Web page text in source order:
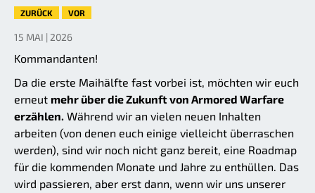
ZURÜCK VOR
15 MAI | 2026
Kommandanten!
Da die erste Maihälfte fast vorbei ist, möchten wir euch
erneut mehr über die Zukunft von Armored Warfare
erzählen. Während wir an vielen neuen Inhalten
arbeiten (von denen euch einige vielleicht überraschen
werden), sind wir noch nicht ganz bereit, eine Roadmap
für die kommenden Monate und Jahre zu enthüllen. Das
wird passieren, aber erst dann, wenn wir uns unserer